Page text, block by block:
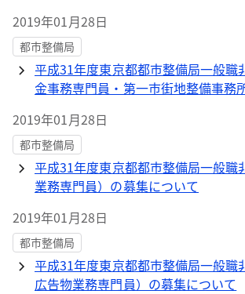
2019年01月28日
都市整備局
平成31年度東京都都市整備局一般職
金事務専門員・第一市街地整備事務
2019年01月28日
都市整備局
平成31年度東京都都市整備局一般職
業務専門員）の募集について
2019年01月28日
都市整備局
平成31年度東京都都市整備局一般職
広告物業務専門員）の募集について